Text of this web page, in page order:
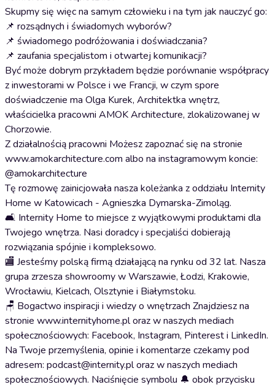
Skupmy się więc na samym człowieku i na tym jak nauczyć go:
📌 rozsądnych i świadomych wyborów?
📌 świadomego podróżowania i doświadczania?
📌 zaufania specjalistom i otwartej komunikacji?
Być może dobrym przykładem będzie porównanie współpracy
z inwestorami w Polsce i we Francji, w czym spore
doświadczenie ma Olga Kurek, Architektka wnętrz,
właścicielka pracowni AMOK Architecture, zlokalizowanej w
Chorzowie.
Z działalnością pracowni Możesz zapoznać się na stronie
www.amokarchitecture.com albo na instagramowym koncie:
@amokarchitecture
Tę rozmowę zainicjowała nasza koleżanka z oddziału Internity
Home w Katowicach - Agnieszka Dymarska-Zimoląg.
🛋️ Internity Home to miejsce z wyjątkowymi produktami dla
Twojego wnętrza. Nasi doradcy i specjaliści dobierają
rozwiązania spójnie i kompleksowo.
🏬 Jesteśmy polską firmą działającą na rynku od 32 lat. Nasza
grupa zrzesza showroomy w Warszawie, Łodzi, Krakowie,
Wrocławiu, Kielcach, Olsztynie i Białymstoku.
🪑 Bogactwo inspiracji i wiedzy o wnętrzach Znajdziesz na
stronie www.internityhome.pl oraz w naszych mediach
społecznościowych: Facebook, Instagram, Pinterest i LinkedIn.
Na Twoje przemyślenia, opinie i komentarze czekamy pod
adresem: podcast@internity.pl oraz w naszych mediach
społecznościowych. Naciśnięcie symbolu 🔔 obok przycisku